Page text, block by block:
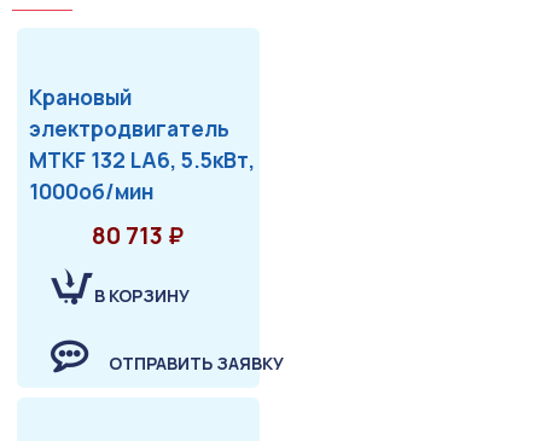
Крановый
электродвигатель
MTKF 132 LA6, 5.5кВт,
1000об/мин
80 713 ₽
В КОРЗИНУ
ОТПРАВИТЬ ЗАЯВКУ